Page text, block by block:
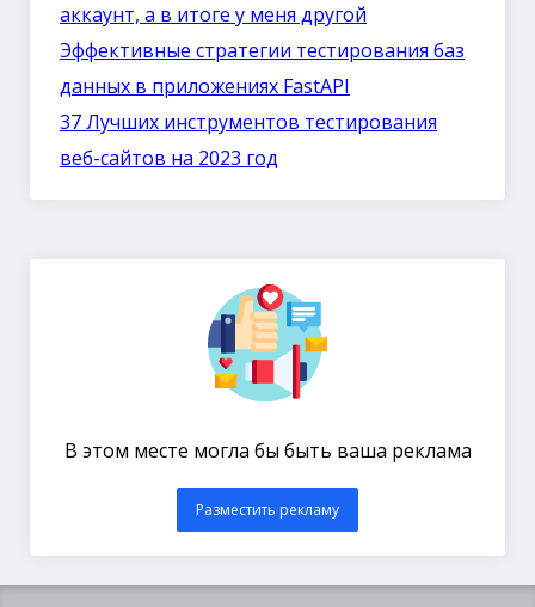
аккаунт, а в итоге у меня другой
Эффективные стратегии тестирования баз
данных в приложениях FastAPI
37 Лучших инструментов тестирования
веб-сайтов на 2023 год
В этом месте могла бы быть ваша реклама
Разместить рекламу